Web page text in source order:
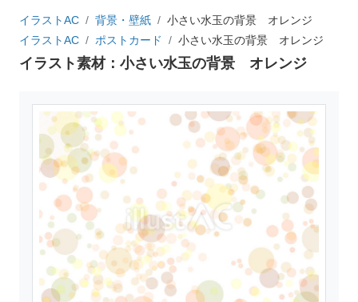
イラストAC 背景・壁紙
小さい水玉の背景 オレンジ
イラストAC
ポストカード 小さい水玉の背景 オレンジ
イラスト素材：小さい水玉の背景 オレンジ